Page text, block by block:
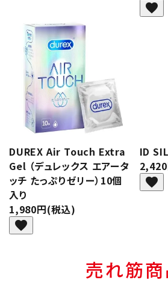
favorite
DUREX Air Touch Extra
Gel （デュレックス エアータ
ッチ たっぷりゼリー）10個
入り
1,980円(税込)
favorite
ID
favorite
売れ筋商